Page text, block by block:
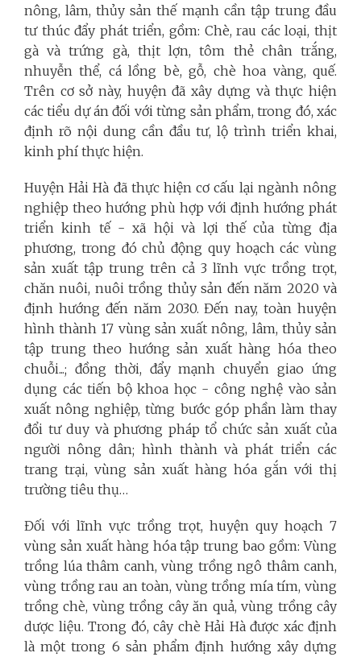
nông, lâm, thủy sản thế mạnh cần tập trung đầu
tư thúc đẩy phát triển, gồm: Chè, rau các loại, thịt
gà và trứng gà, thịt lợn, tôm thẻ chân trắng,
nhuyễn thể, cá lồng bè, gỗ, chè hoa vàng, quế.
Trên cơ sở này, huyện đã xây dựng và thực hiện
các tiểu dự án đối với từng sản phẩm, trong đó, xác
định rõ nội dung cần đầu tư, lộ trình triển khai,
kinh phí thực hiện.
Huyện Hải Hà đã thực hiện cơ cấu lại ngành nông
nghiệp theo hướng phù hợp với định hướng phát
triển kinh tế - xã hội và lợi thế của từng địa
phương, trong đó chủ động quy hoạch các vùng
sản xuất tập trung trên cả 3 lĩnh vực trồng trọt,
chăn nuôi, nuôi trồng thủy sản đến năm 2020 và
định hướng đến năm 2030. Đến nay, toàn huyện
hình thành 17 vùng sản xuất nông, lâm, thủy sản
tập trung theo hướng sản xuất hàng hóa theo
chuỗi...; đồng thời, đẩy mạnh chuyển giao ứng
dụng các tiến bộ khoa học - công nghệ vào sản
xuất nông nghiệp, từng bước góp phần làm thay
đổi tư duy và phương pháp tổ chức sản xuất của
người nông dân; hình thành và phát triển các
trang trại, vùng sản xuất hàng hóa gắn với thị
trường tiêu thụ…
Đối với lĩnh vực trồng trọt, huyện quy hoạch 7
vùng sản xuất hàng hóa tập trung bao gồm: Vùng
trồng lúa thâm canh, vùng trồng ngô thâm canh,
vùng trồng rau an toàn, vùng trồng mía tím, vùng
trồng chè, vùng trồng cây ăn quả, vùng trồng cây
dược liệu. Trong đó, cây chè Hải Hà được xác định
là một trong 6 sản phẩm định hướng xây dựng